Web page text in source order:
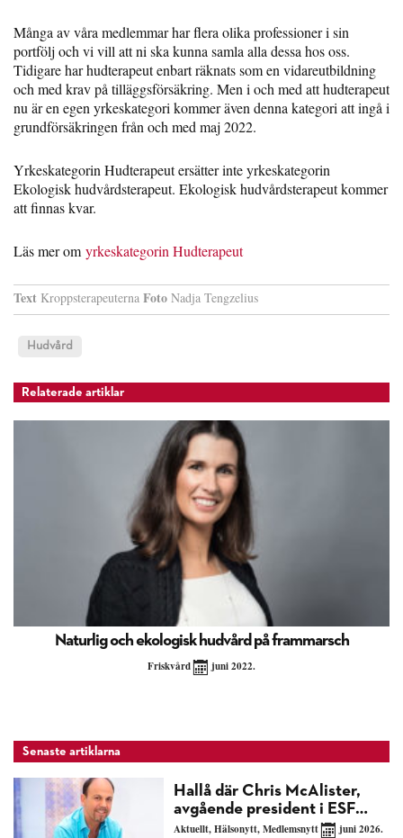
Många av våra medlemmar har flera olika professioner i sin
portfölj och vi vill att ni ska kunna samla alla dessa hos oss.
Tidigare har hudterapeut enbart räknats som en vidareutbildning
och med krav på tilläggsförsäkring. Men i och med att hudterapeut
nu är en egen yrkeskategori kommer även denna kategori att ingå i
grundförsäkringen från och med maj 2022.
Yrkeskategorin Hudterapeut ersätter inte yrkeskategorin
Ekologisk hudvårdsterapeut. Ekologisk hudvårdsterapeut kommer
att finnas kvar.
Läs mer om yrkeskategorin Hudterapeut
Text Kroppsterapeuterna Foto Nadja Tengzelius
Hudvård
Relaterade artiklar
Naturlig och ekologisk hudvård på frammarsch
Friskvård juni 2022.
Senaste artiklarna
Hallå där Chris McAlister,
avgående president i ESF…
Aktuellt,Hälsonytt,Medlemsnytt juni 2026.